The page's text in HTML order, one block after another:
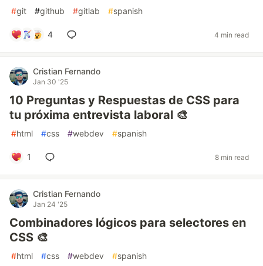
#git #github #gitlab #spanish
4 4 min read
Cristian Fernando
Jan 30 '25
10 Preguntas y Respuestas de CSS para
tu próxima entrevista laboral 🎨
#html #css #webdev #spanish
1 8 min read
Cristian Fernando
Jan 24 '25
Combinadores lógicos para selectores en
CSS 🎨
#html #css #webdev #spanish